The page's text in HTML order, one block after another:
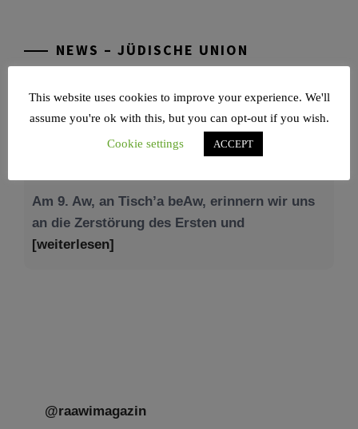
NEWS – JÜDISCHE UNION
Menschen unterschiedlicher Generationen,
Herkunft,[weiterlesen]
Tisch’a beAw 5786
Am 9. Aw, an Tisch’a beAw, erinnern wir uns
@raawimagazin
This website uses cookies to improve your experience. We'll
assume you're ok with this, but you can opt-out if you wish.
Cookie settings
ACCEPT